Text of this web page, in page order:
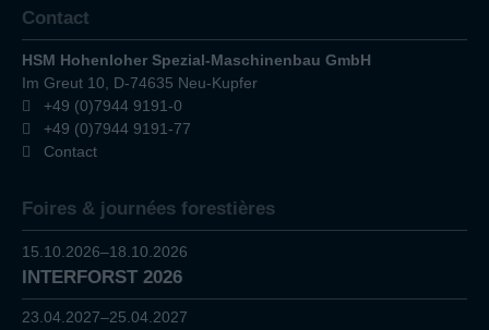
Contact
HSM Hohenloher Spezial-Maschinenbau GmbH
Im Greut 10, D-74635 Neu-Kupfer
+49 (0)7944 9191-0
+49 (0)7944 9191-77
Contact
Foires & journées forestières
15.10.2026–18.10.2026
INTERFORST 2026
23.04.2027–25.04.2027